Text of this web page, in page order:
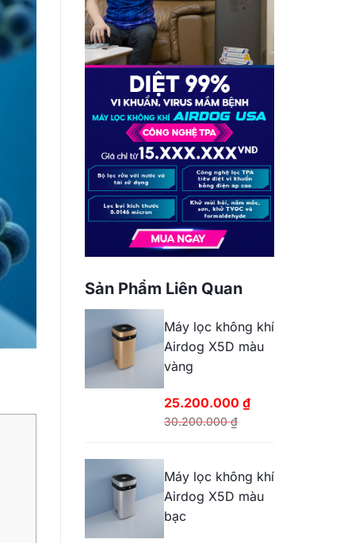
Sản Phẩm Liên Quan
Máy lọc không khí
Airdog X5D màu
vàng
30.200.000₫
gốc
là:
30.200.000 ₫.
25.200.000 ₫
hiện
tại
là:
25.200.000 ₫.
Máy lọc không khí
Airdog X5D màu
bạc